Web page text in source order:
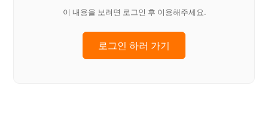
이 내용을 보려면 로그인 후 이용해주세요.
로그인 하러 가기